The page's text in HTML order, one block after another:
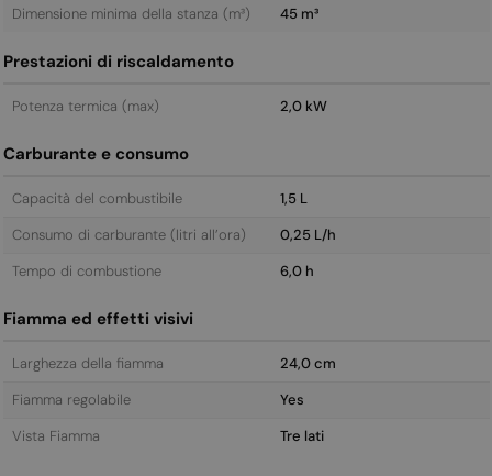
Dimensione minima della stanza (m³)
45 m³
Prestazioni di riscaldamento
Potenza termica (max) 2,0 kW
Carburante e consumo
Capacità del combustibile
1,5 L
Consumo di carburante (litri all’ora)
0,25 L/h
Tempo di combustione
6,0 h
Fiamma ed effetti visivi
Larghezza della fiamma
24,0 cm
Fiamma regolabile
Yes
Vista Fiamma
Tre lati